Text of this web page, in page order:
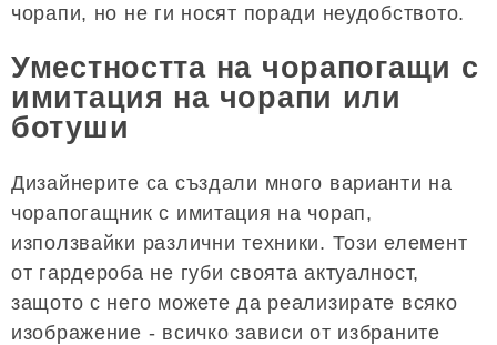
чорапи, но не ги носят поради неудобството.
Уместността на чорапогащи с
имитация на чорапи или
ботуши
Дизайнерите са създали много варианти на
чорапогащник с имитация на чорап,
използвайки различни техники. Този елемент
от гардероба не губи своята актуалност,
защото с него можете да реализирате всяко
изображение - всичко зависи от избраните